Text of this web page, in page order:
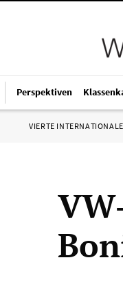
Perspektiven
VIERTE INTERNATIONALE